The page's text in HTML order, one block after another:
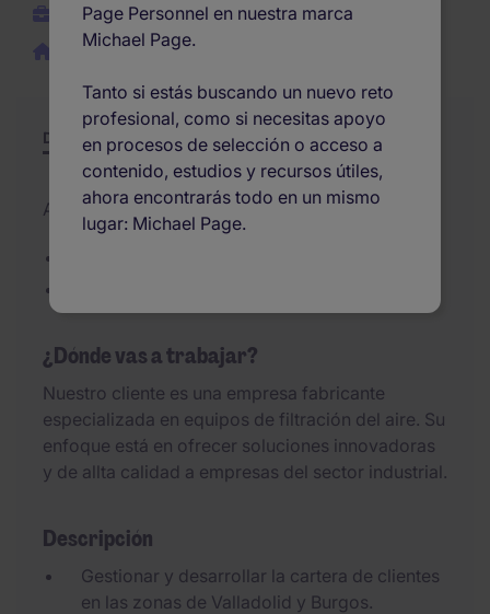
Permanente
Remoto / híbrido
Descripción Resumen Otras ofertas
Actualizado el 29/07/2026
¿Dónde vas a trabajar?
Nuestro cliente es una empresa fabricante
especializada en equipos de filtración del aire. Su
enfoque está en ofrecer soluciones innovadoras
y de allta calidad a empresas del sector industrial.
Descripción
Gestionar y desarrollar la cartera de clientes
en las zonas de Valladolid y Burgos.
Page Personnel en nuestra marca
Michael Page.
Tanto si estás buscando un nuevo reto
profesional, como si necesitas apoyo
en procesos de selección o acceso a
contenido, estudios y recursos útiles,
ahora encontrarás todo en un mismo
lugar: Michael Page.